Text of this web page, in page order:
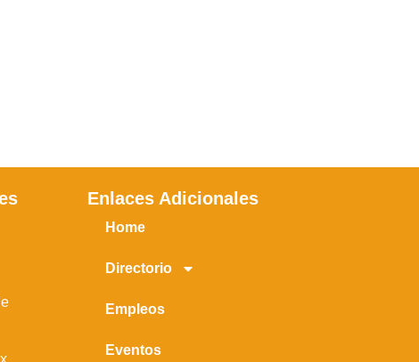
Enlaces Adicionales
Home
Directorio
Empleos
Eventos